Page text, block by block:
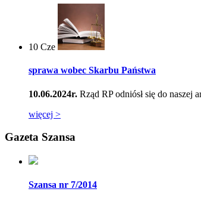
10 Cze
sprawa wobec Skarbu Państwa
10.06.2024r. Rząd RP odniósł się do naszej
więcej >
Gazeta Szansa
Szansa nr 7/2014